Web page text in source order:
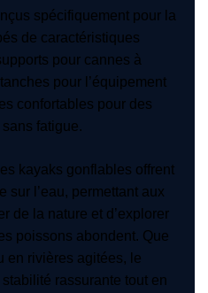
spécifiquement pour la
de caractéristiques
pour cannes à
pour l’équipement
confortables pour des
sans fatigue.
kayaks gonflables offrent
sur l’eau, permettant aux
de la nature et d’explorer
poissons abondent. Que
en rivières agitées, le
rassurante tout en